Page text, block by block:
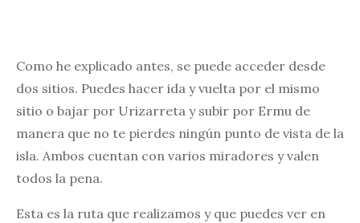
Como he explicado antes, se puede acceder desde
dos sitios. Puedes hacer ida y vuelta por el mismo
sitio o bajar por Urizarreta y subir por Ermu de
manera que no te pierdes ningún punto de vista de la
isla. Ambos cuentan con varios miradores y valen
todos la pena.
Esta es la ruta que realizamos y que puedes ver en